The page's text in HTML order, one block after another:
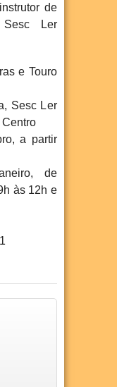
de
Sesc Ler
e Touro
Sesc Ler
a partir
de
às 12h e